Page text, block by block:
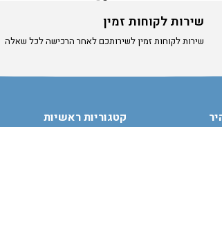
אזל מהמלאי
שירות לקוחות זמין
שירות לקוחות זמין לשירותכם לאחר הרכישה לכל שאלה
קטגוריות ראשיות